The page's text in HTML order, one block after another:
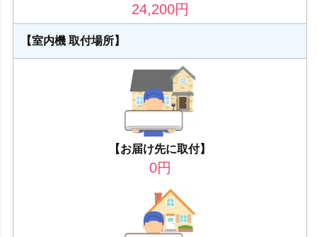
24,200円
【室内機 取付場所】
【お届け先に取付】
0円